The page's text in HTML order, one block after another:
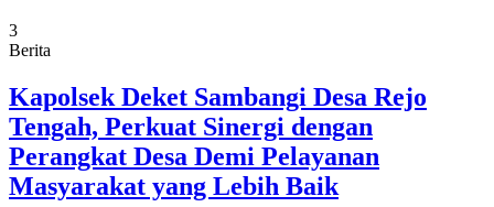
3
Berita
Kapolsek Deket Sambangi Desa Rejo
Tengah, Perkuat Sinergi dengan
Perangkat Desa Demi Pelayanan
Masyarakat yang Lebih Baik